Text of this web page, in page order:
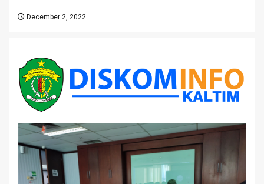
December 2, 2022